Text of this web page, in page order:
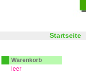
Startseite
Warenkorb
leer